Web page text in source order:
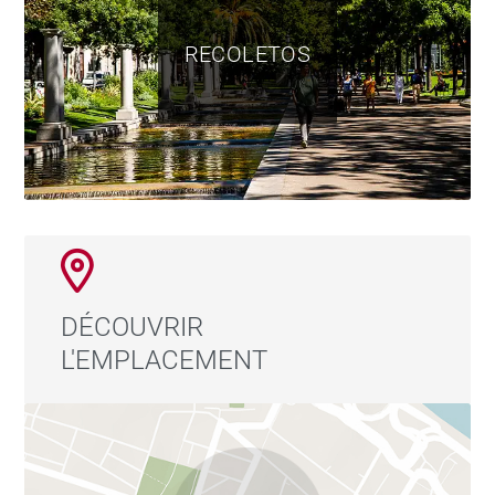
Chauffage au sol
Système aérothermique
Domotique intégrale
Finitions haut de gamme et détails de luxe
À deux pas du parc du Retiro, ce bien offre un
environnement calme et verdoyant, avec un accès
immédiat aux boutiques de luxe, restaurants
gastronomiques et tous les services du quartier de
Salamanca.
RECOLETOS
DÉCOUVRIR
L'EMPLACEMENT